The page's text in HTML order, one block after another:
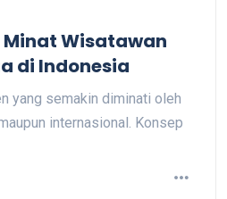
Wisatawan
di Indonesia
yang semakin diminati oleh
internasional. Konsep